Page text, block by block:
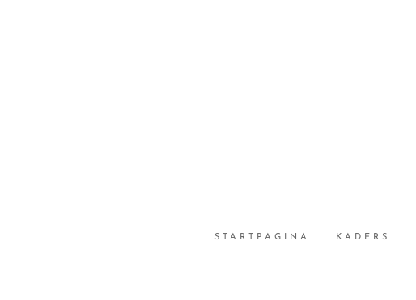
STARTPAGINA KADERS